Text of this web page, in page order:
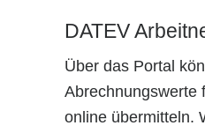
DATEV
Über das Portal
Abrechnungswerte
online übermitteln.